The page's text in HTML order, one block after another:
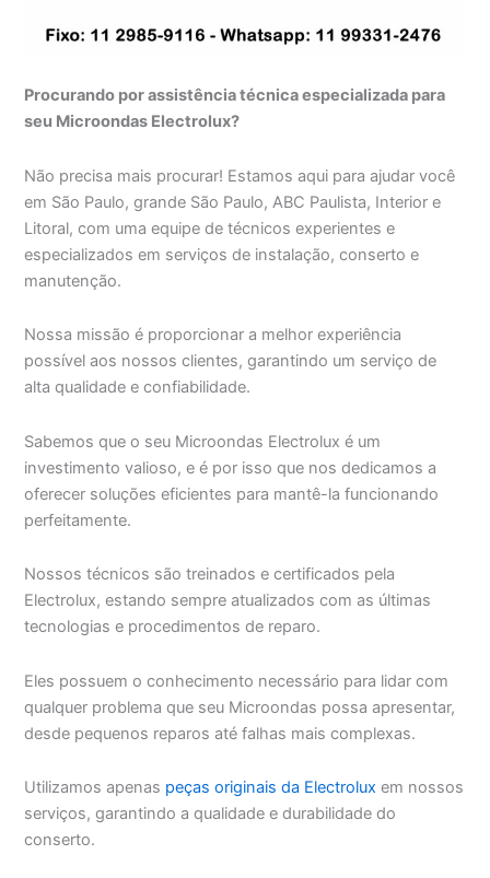
Procurando por assistência técnica especializada para
seu Microondas Electrolux?
Não precisa mais procurar! Estamos aqui para ajudar você
em São Paulo, grande São Paulo, ABC Paulista, Interior e
Litoral, com uma equipe de técnicos experientes e
especializados em serviços de instalação, conserto e
manutenção.
Nossa missão é proporcionar a melhor experiência
possível aos nossos clientes, garantindo um serviço de
alta qualidade e confiabilidade.
Sabemos que o seu Microondas Electrolux é um
investimento valioso, e é por isso que nos dedicamos a
oferecer soluções eficientes para mantê-la funcionando
perfeitamente.
Nossos técnicos são treinados e certificados pela
Electrolux, estando sempre atualizados com as últimas
tecnologias e procedimentos de reparo.
Eles possuem o conhecimento necessário para lidar com
qualquer problema que seu Microondas possa apresentar,
desde pequenos reparos até falhas mais complexas.
Utilizamos apenas peças originais da Electrolux em nossos
serviços, garantindo a qualidade e durabilidade do
conserto.